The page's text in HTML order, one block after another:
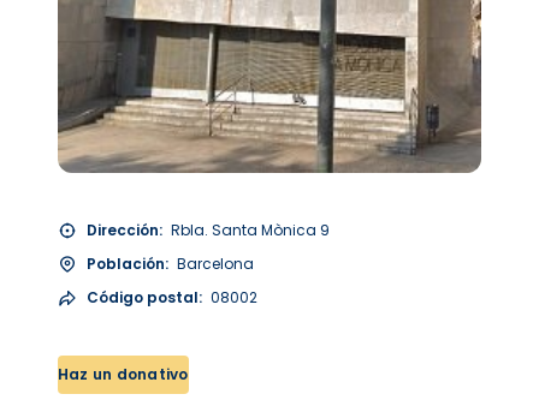
Dirección: Rbla. Santa Mònica 9
Población: Barcelona
Código postal: 08002
Haz un donativo